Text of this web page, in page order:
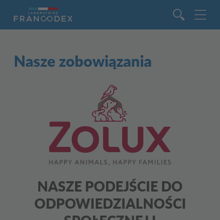
Nasze zobowiązania
NASZE PODEJŚCIE DO
ODPOWIEDZIALNOŚCI